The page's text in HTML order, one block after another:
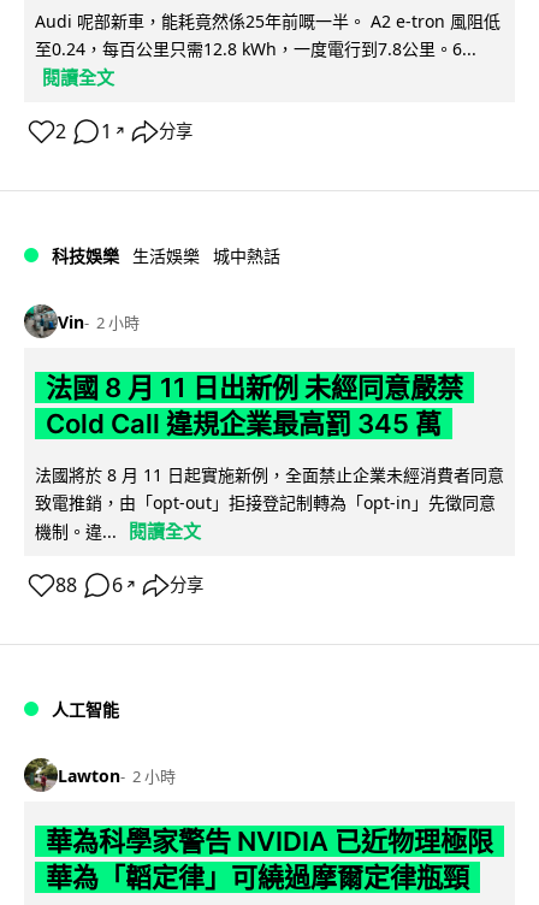
Audi 呢部新車，能耗竟然係25年前嘅一半。 A2 e-tron 風阻低
至0.24，每百公里只需12.8 kWh，一度電行到7.8公里。6...
閱讀全文
2 1 ↗ 分享
科技娛樂 生活娛樂 城中熱話
Vin 2 小時
法國 8 月 11 日出新例 未經同意嚴禁
Cold Call 違規企業最高罰 345 萬
法國將於 8 月 11 日起實施新例，全面禁止企業未經消費者同意
致電推銷，由「opt-out」拒接登記制轉為「opt-in」先徵同意
機制。違...
閱讀全文
88 6 ↗ 分享
人工智能
Lawton 2 小時
華為科學家警告 NVIDIA 已近物理極限
華為「韜定律」可繞過摩爾定律瓶頸